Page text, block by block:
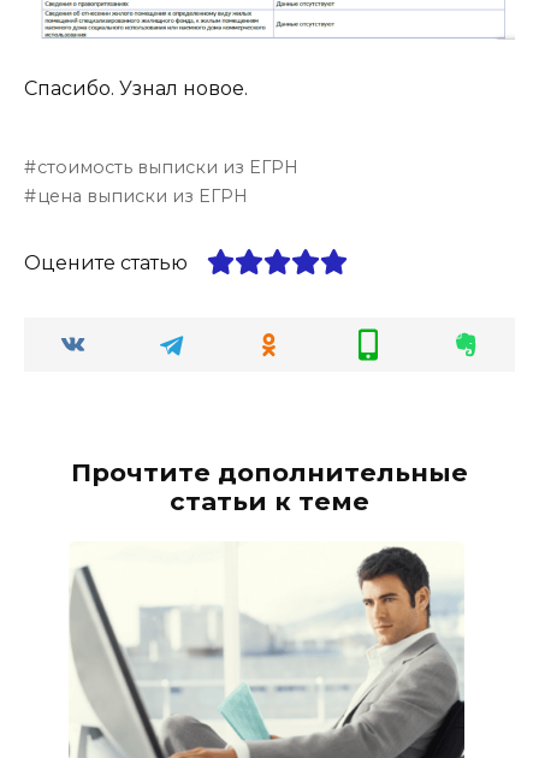
Спасибо. Узнал новое.
стоимость выписки из ЕГРН
цена выписки из ЕГРН
Оцените статью
Прочтите дополнительные
статьи к теме